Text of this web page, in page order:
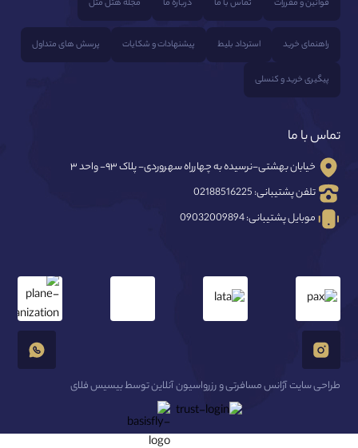
قوانین و مقررات تماس با ما درباره ما مجله هتل متل
راهنمای خرید استرداد بلیط پیشنهادات و شکایات پرسش های متداول
پیگیری خرید و کنسلی
تماس با ما
خیابان بهشتی-نرسیده به چهارراه سهروردی- پلاک ۹۳- واحد ۳
تلفن پشتیبانی:02188516225
موبایل پشتیبانی:09032009894
طراحی سایت آژانس مسافرتی و رزرواسیون آنلاین توسط بیسیس فلای